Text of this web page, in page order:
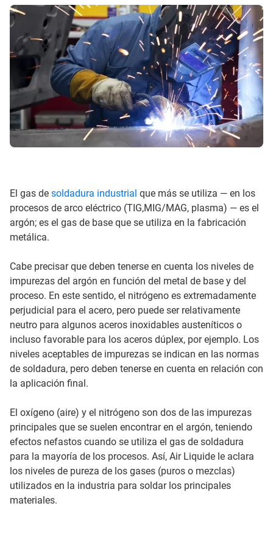
El gas de soldadura industrial que más se utiliza — en los
procesos de arco eléctrico (TIG,MIG/MAG, plasma) — es el
argón; es el gas de base que se utiliza en la fabricación
metálica.
Cabe precisar que deben tenerse en cuenta los niveles de
impurezas del argón en función del metal de base y del
proceso. En este sentido, el nitrógeno es extremadamente
perjudicial para el acero, pero puede ser relativamente
neutro para algunos aceros inoxidables austeníticos o
incluso favorable para los aceros dúplex, por ejemplo. Los
niveles aceptables de impurezas se indican en las normas
de soldadura, pero deben tenerse en cuenta en relación con
la aplicación final.
El oxígeno (aire) y el nitrógeno son dos de las impurezas
principales que se suelen encontrar en el argón, teniendo
efectos nefastos cuando se utiliza el gas de soldadura
para la mayoría de los procesos. Así, Air Liquide le aclara
los niveles de pureza de los gases (puros o mezclas)
utilizados en la industria para soldar los principales
materiales.